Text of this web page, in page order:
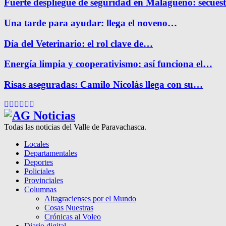
Fuerte despliegue de seguridad en Malagueño:
Una tarde para ayudar: llega el noveno…
Día del Veterinario: el rol clave de…
Energía limpia y cooperativismo: así funciona el…
Risas aseguradas: Camilo Nicolás llega con su…
Facebook
Twitter
Instagram
Pinterest
Google
Todas las noticias del Valle de Paravachasca.
Locales
Departamentales
Deportes
Policiales
Provinciales
Columnas
Altagracienses por el Mundo
Cosas Nuestras
Crónicas al Voleo